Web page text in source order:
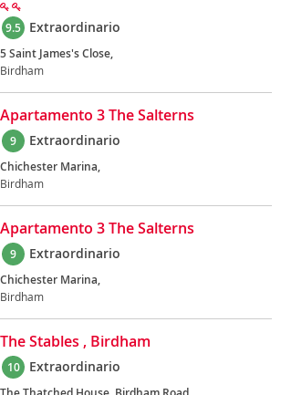
9.5 Extraordinario
5 Saint James's Close,
Birdham
Apartamento 3 The Salterns
9 Extraordinario
Chichester Marina,
Birdham
Apartamento 3 The Salterns
9 Extraordinario
Chichester Marina,
Birdham
The Stables , Birdham
10 Extraordinario